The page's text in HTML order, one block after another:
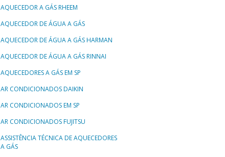
AQUECEDOR A GÁS RHEEM
AQUECEDOR DE ÁGUA A GÁS
AQUECEDOR DE ÁGUA A GÁS HARMAN
AQUECEDOR DE ÁGUA A GÁS RINNAI
AQUECEDORES A GÁS EM SP
AR CONDICIONADOS DAIKIN
AR CONDICIONADOS EM SP
AR CONDICIONADOS FUJITSU
ASSISTÊNCIA TÉCNICA DE AQUECEDORES
A GÁS